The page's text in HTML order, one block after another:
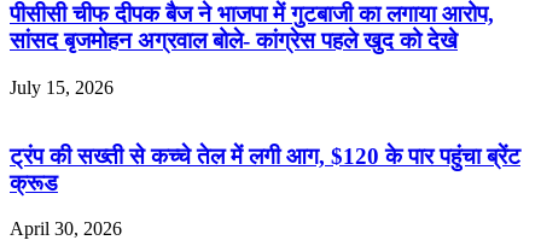
पीसीसी चीफ दीपक बैज ने भाजपा में गुटबाजी का लगाया आरोप,
सांसद बृजमोहन अग्रवाल बोले- कांग्रेस पहले खुद को देखे
July 15, 2026
ट्रंप की सख्ती से कच्चे तेल में लगी आग, $120 के पार पहुंचा ब्रेंट
क्रूड
April 30, 2026